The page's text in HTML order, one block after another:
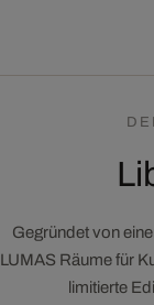
Gegründet von
LUMAS Räume für
limitierte